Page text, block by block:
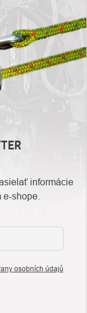
informácie
shope.
osobních údajů